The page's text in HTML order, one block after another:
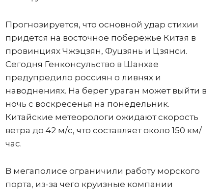
Прогнозируется, что основной удар стихии
придется на восточное побережье Китая в
провинциях Чжэцзян, Фуцзянь и Цзянси.
Сегодня Генконсульство в Шанхае
предупредило россиян о ливнях и
наводнениях. На берег ураган может выйти в
ночь с воскресенья на понедельник.
Китайские метеорологи ожидают скорость
ветра до 42 м/с, что составляет около 150 км/
час.
В мегаполисе ограничили работу морского
порта, из-за чего круизные компании